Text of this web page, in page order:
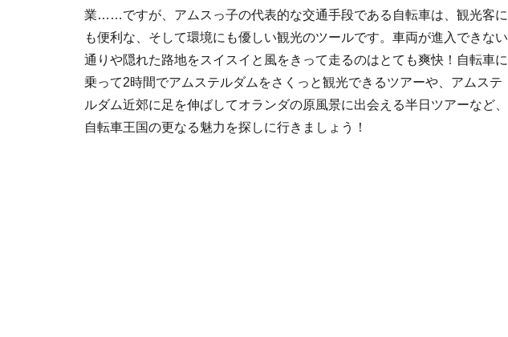
業……ですが、アムスっ子の代表的な交通手段である自転車は、観光客に
も便利な、そして環境にも優しい観光のツールです。車両が進入できない
通りや隠れた路地をスイスイと風をきって走るのはとても爽快！自転車に
乗って2時間でアムステルダムをさくっと観光できるツアーや、アムステ
ルダム近郊に足を伸ばしてオランダの原風景に出会える半日ツアーなど、
自転車王国の更なる魅力を探しに行きましょう！